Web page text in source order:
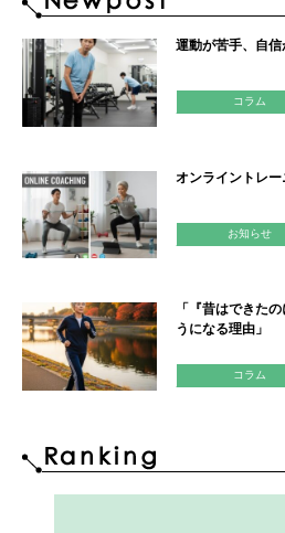
運動が苦手、自
コラム
オンライントレー
お知らせ
「『昔はできた
うになる理由」
コラム